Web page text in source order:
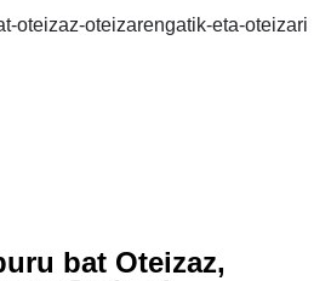
bat Oteizaz,